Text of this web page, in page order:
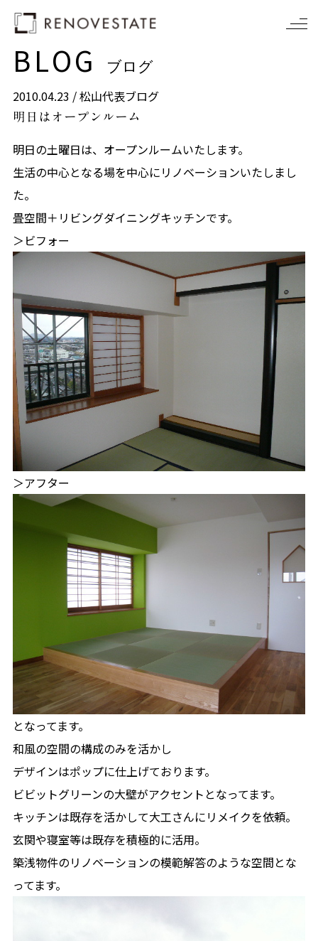
BLOG ブログ
2010.04.23 /松山代表ブログ
明日はオープンルーム
明日の土曜日は、オープンルームいたします。
生活の中心となる場を中心にリノベーションいたしまし
た。
畳空間＋リビングダイニングキッチンです。
＞ビフォー
＞アフター
となってます。
和風の空間の構成のみを活かし
デザインはポップに仕上げております。
ビビットグリーンの大壁がアクセントとなってます。
キッチンは既存を活かして大工さんにリメイクを依頼。
玄関や寝室等は既存を積極的に活用。
築浅物件のリノベーションの模範解答のような空間とな
ってます。